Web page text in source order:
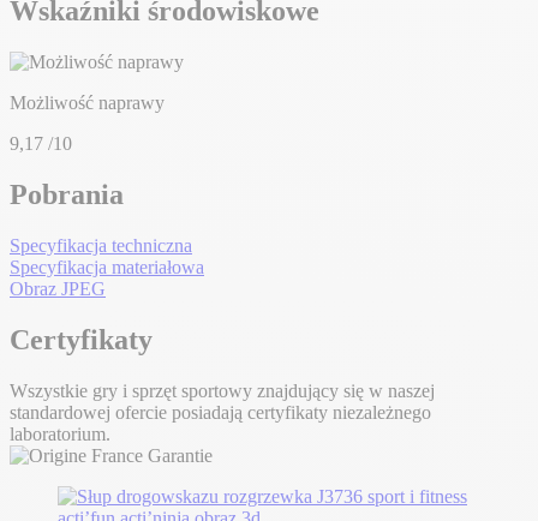
Wskaźniki środowiskowe
Możliwość naprawy
9,17 /10
Pobrania
Specyfikacja techniczna
Specyfikacja materiałowa
Obraz JPEG
Certyfikaty
Wszystkie gry i sprzęt sportowy znajdujący się w naszej
standardowej ofercie posiadają certyfikaty niezależnego
laboratorium.